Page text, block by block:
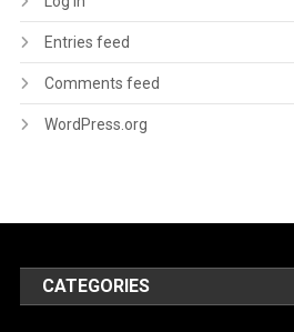
Entries feed
Comments feed
WordPress.org
CATEGORIES